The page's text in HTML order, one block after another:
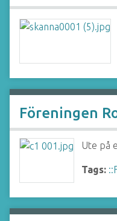
Föreningen
Ute på
Tags: